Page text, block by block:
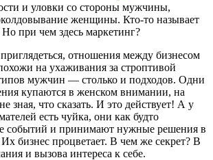
и уловки со стороны мужчины,
женщины. Кто-то называет
при чем здесь маркетинг?
отношения между бизнесом
на ухаживания за строптивой
мужчин — столько и подходов. Одни
купаются в женском внимании, на
зная, что сказать. И это действует! А у
есть чуйка, они как будто
событий и принимают нужные решения в
бизнес процветает. В чем же секрет? В
и вызова интереса к себе.